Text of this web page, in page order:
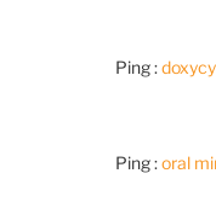
Ping :
Ping :oral